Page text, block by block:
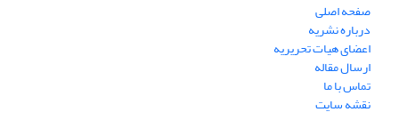
صفحه اصلی
درباره نشریه
اعضای هیات تحریریه
ارسال مقاله
تماس با ما
نقشه سایت